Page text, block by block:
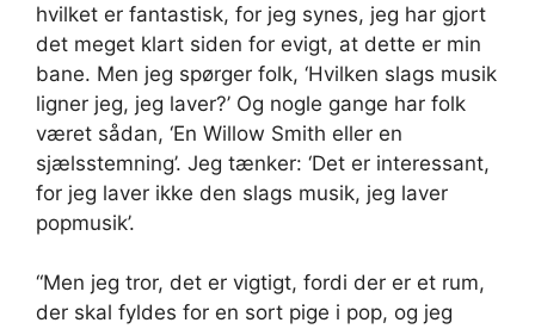
hvilket er fantastisk, for jeg synes, jeg har gjort
det meget klart siden for evigt, at dette er min
bane. Men jeg spørger folk, ‘Hvilken slags musik
ligner jeg, jeg laver?’ Og nogle gange har folk
været sådan, ‘En Willow Smith eller en
sjælsstemning’. Jeg tænker: ‘Det er interessant,
for jeg laver ikke den slags musik, jeg laver
popmusik’.
“Men jeg tror, ​​det er vigtigt, fordi der er et rum,
der skal fyldes for en sort pige i pop, og jeg